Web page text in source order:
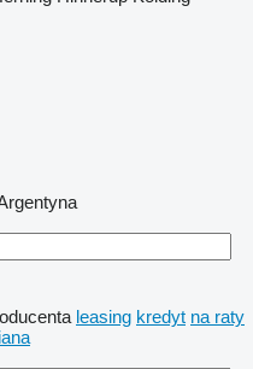
leasing kredyt na raty